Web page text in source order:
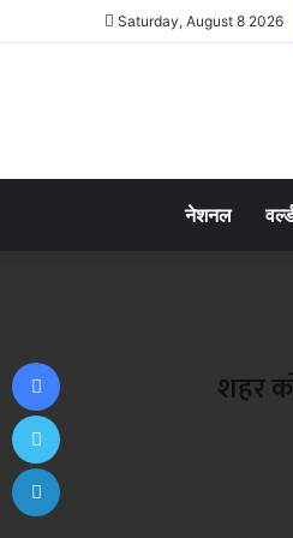
Saturday, August 8 2026
नेशनल
शहर